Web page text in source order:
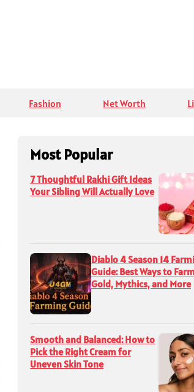
Fashion Net Worth
Most Popular
7 Thoughtful Rakhi Gift Ideas
Your Sibling Will Actually Love
Diablo 4 Season 14
Guide: Best Ways to
Gold, Mythics, and More
Smooth and Balanced: How to
Pick the Right Cream for
Uneven Skin Tone